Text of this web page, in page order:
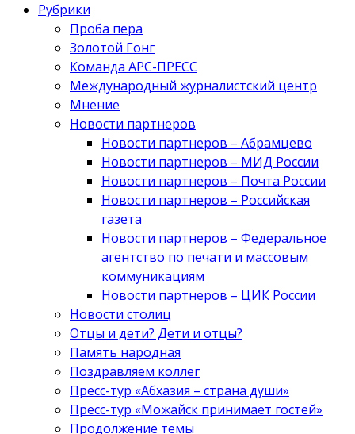
Рубрики
Проба пера
Золотой Гонг
Команда АРС-ПРЕСС
Международный журналистский центр
Мнение
Новости партнеров
Новости партнеров – Абрамцево
Новости партнеров – МИД России
Новости партнеров – Почта России
Новости партнеров – Российская
газета
Новости партнеров – Федеральное
агентство по печати и массовым
коммуникациям
Новости партнеров – ЦИК России
Новости столиц
Отцы и дети? Дети и отцы?
Память народная
Поздравляем коллег
Пресс-тур «Абхазия – страна души»
Пресс-тур «Можайск принимает гостей»
Продолжение темы